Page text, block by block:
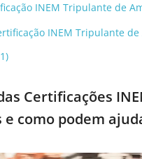
INEM Tripulante de
INEM Tripulante
Certificações
e como podem